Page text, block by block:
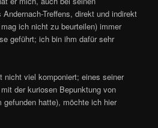
Treffens, direkt und indirekt
ich nicht zu beurteilen) immer
geführt; ich bin ihm dafür sehr
nicht viel komponiert; eines seiner
der kuriosen Bepunktung von
hatte), möchte ich hier